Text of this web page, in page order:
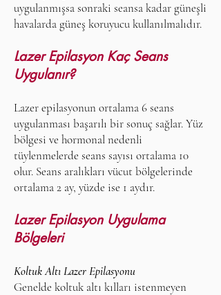
uygulanmışsa sonraki seansa kadar güneşli
havalarda güneş koruyucu kullanılmalıdır.
Lazer Epilasyon Kaç Seans
Uygulanır?
Lazer epilasyonun ortalama 6 seans
uygulanması başarılı bir sonuç sağlar. Yüz
bölgesi ve hormonal nedenli
tüylenmelerde seans sayısı ortalama 10
olur. Seans aralıkları vücut bölgelerinde
ortalama 2 ay, yüzde ise 1 aydır.
Lazer Epilasyon Uygulama
Bölgeleri
Koltuk Altı Lazer Epilasyonu
Genelde koltuk altı kılları istenmeyen